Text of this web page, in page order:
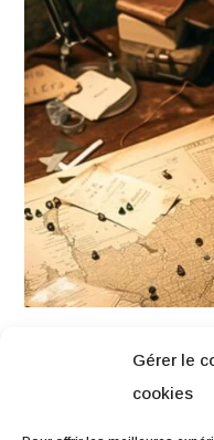
Gérer le
cookies